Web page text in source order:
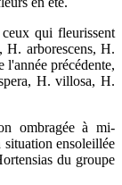
qui fleurissent
H. arborescens, H.
précédente,
H. villosa, H.
ombragée à mi-
ensoleillée
du groupe